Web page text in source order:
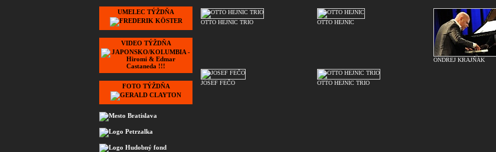
UMELEC TÝŽDŇA
VIDEO TÝŽDŇA
FOTO TÝŽDŇA
OTTO HEJNIC TRIO OTTO HEJNIC
ONDREJ KRAJŇÁK
JOSEF FEČO OTTO HEJNIC TRIO